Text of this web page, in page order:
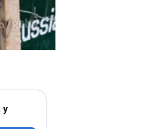
у